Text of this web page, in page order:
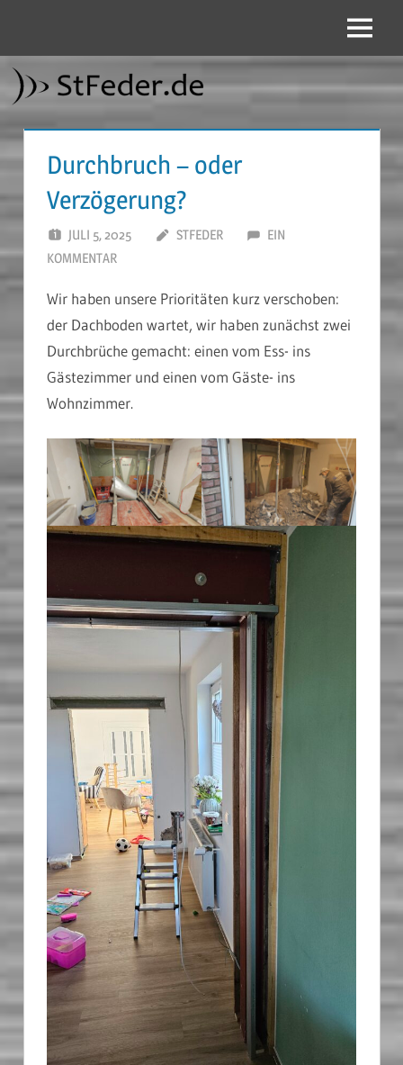
springen
Menü
Durchbruch – oder
Verzögerung?
JULI 5, 2025 STFEDER
EIN
KOMMENTAR
Wir haben unsere Prioritäten kurz verschoben:
der Dachboden wartet, wir haben zunächst zwei
Durchbrüche gemacht: einen vom Ess- ins
Gästezimmer und einen vom Gäste- ins
Wohnzimmer.